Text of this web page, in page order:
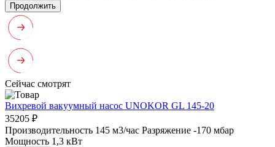
Продолжить
Сейчас смотрят
Вихревой вакуумный насос UNOKOR GL 145-20
35205 ₽
Производительность 145 м3/час Разряжение -170 мбар
Мощность 1,3 кВт